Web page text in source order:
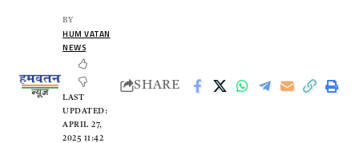
LAST
UPDATED:
APRIL 27,
2025 11:42
BY
HUM VATAN
NEWS
SHARE